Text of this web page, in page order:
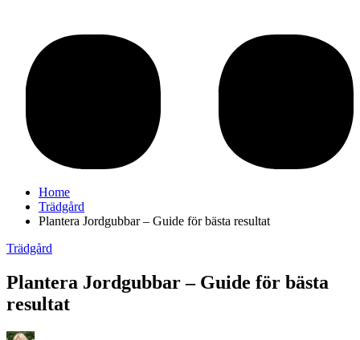
Home
Trädgård
Plantera Jordgubbar – Guide för bästa resultat
Trädgård
Plantera Jordgubbar – Guide för bästa
resultat